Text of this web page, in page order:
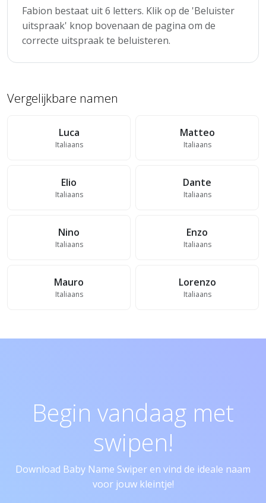
Fabion bestaat uit 6 letters. Klik op de 'Beluister
uitspraak' knop bovenaan de pagina om de
correcte uitspraak te beluisteren.
Vergelijkbare namen
Luca
Italiaans
Matteo
Italiaans
Elio
Italiaans
Dante
Italiaans
Nino
Italiaans
Enzo
Italiaans
Mauro
Italiaans
Lorenzo
Italiaans
Begin vandaag met
swipen!
Download Baby Name Swiper en vind de ideale naam
voor jouw kleintje!